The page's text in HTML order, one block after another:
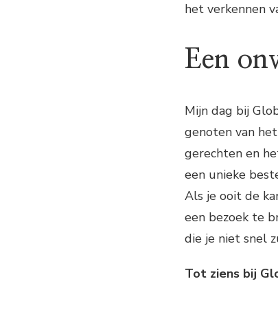
het verkennen
Een
Mijn dag bij
genoten van
gerechten en
een unieke
Als je ooit de
een bezoek te
die je niet snel
Tot ziens bij